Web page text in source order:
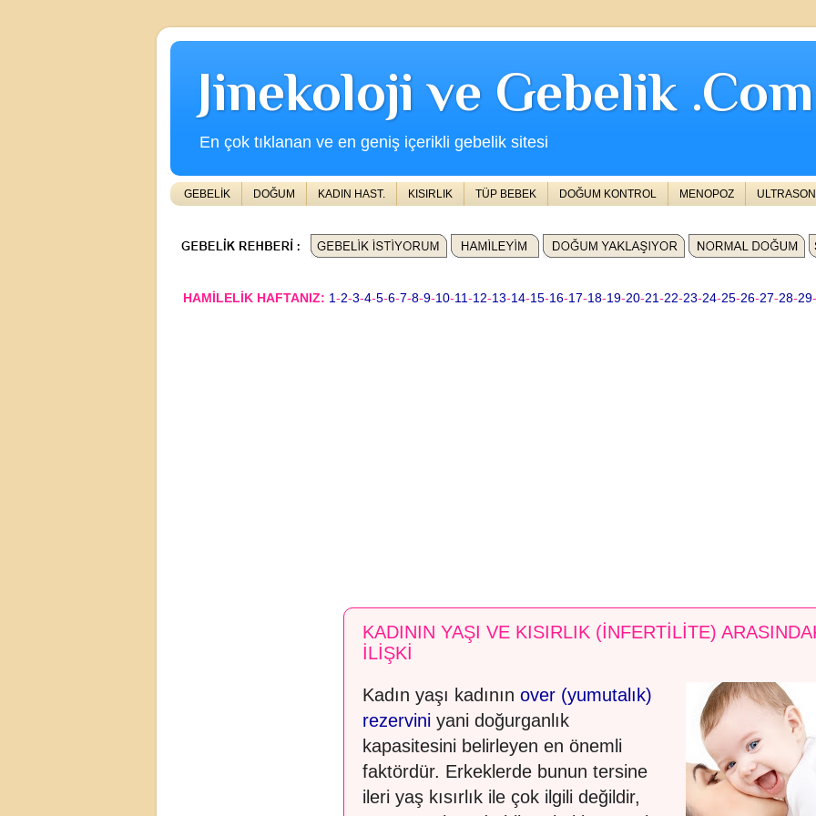
Jinekoloji ve Gebelik .Com
En çok tıklanan ve en geniş içerikli gebelik sitesi
GEBELİK DOĞUM KADIN HAST. KISIRLIK TÜP BEBEK DOĞUM KONTROL MENOPOZ ULTRASON
HAMİLELİK HAFTANIZ: 1 -2-3-4-5-6-7-8-9-10-11 -12-13-14-15-16-17-18-19-20-21 -22-23-24-25-26-27-28-29-
KADININ YAŞI VE KISIRLIK (İNFERTİLİTE)
İLİŞKİ
Kadın yaşı kadının over (yumutalık)
rezervini yani doğurganlık
kapasitesini belirleyen en önemli
faktördür. Erkeklerde bunun tersine
ileri yaş kısırlık ile çok ilgili değildir,